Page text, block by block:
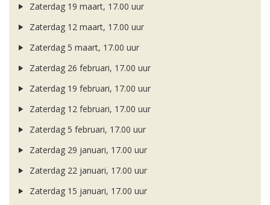
Zaterdag 19 maart, 17.00 uur
Zaterdag 12 maart, 17.00 uur
Zaterdag 5 maart, 17.00 uur
Zaterdag 26 februari, 17.00 uur
Zaterdag 19 februari, 17.00 uur
Zaterdag 12 februari, 17.00 uur
Zaterdag 5 februari, 17.00 uur
Zaterdag 29 januari, 17.00 uur
Zaterdag 22 januari, 17.00 uur
Zaterdag 15 januari, 17.00 uur